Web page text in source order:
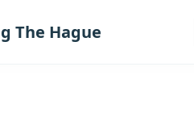
The Hague